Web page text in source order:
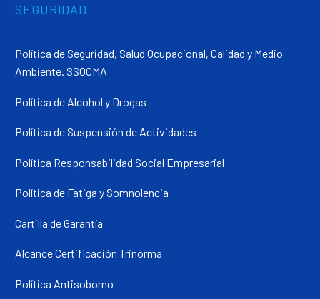
SEGURIDAD
Política de Seguridad, Salud Ocupacional, Calidad y Medio
Ambiente. SSOCMA
Política de Alcohol y Drogas
Política de Suspensión de Actividades
Política Responsabilidad Social Empresarial
Política de Fatiga y Somnolencia
Cartilla de Garantía
Alcance Certificación Trinorma
Política Antisoborno